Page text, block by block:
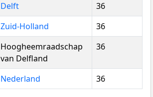
Delft
36
Zuid-Holland
36
Hoogheemraadschap
van Delfland
36
Nederland 36